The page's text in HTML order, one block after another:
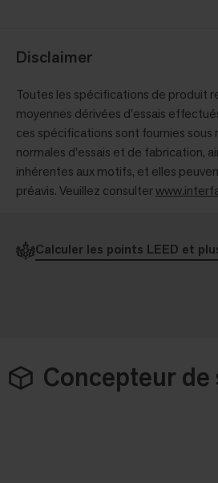
Disclaimer
Toutes les spécifications de produit
moyennes dérivées d'essais
ces spécifications sont fournies sous
normales d'essais et de fabrication,
inhérentes aux motifs, et elles
préavis. Veuillez consulter
Calculer les points LEED et
Concepteur de